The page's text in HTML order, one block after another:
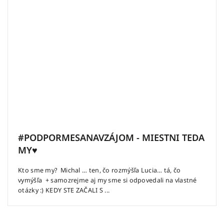
#PODPORMESANAVZÁJOM - MIESTNI TEDA
MY♥
Kto sme my? Michal … ten, čo rozmýšľa Lucia… tá, čo
vymýšľa + samozrejme aj my sme si odpovedali na vlastné
otázky :) KEDY STE ZAČALI S ...